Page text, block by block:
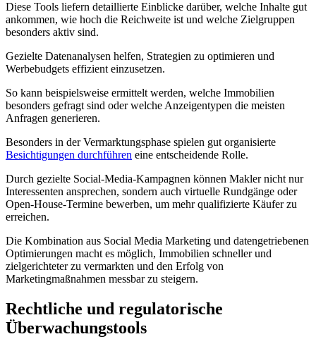
Diese Tools liefern detaillierte Einblicke darüber, welche Inhalte gut
ankommen, wie hoch die Reichweite ist und welche Zielgruppen
besonders aktiv sind.
Gezielte Datenanalysen helfen, Strategien zu optimieren und
Werbebudgets effizient einzusetzen.
So kann beispielsweise ermittelt werden, welche Immobilien
besonders gefragt sind oder welche Anzeigentypen die meisten
Anfragen generieren.
Besonders in der Vermarktungsphase spielen gut organisierte
Besichtigungen durchführen eine entscheidende Rolle.
Durch gezielte Social-Media-Kampagnen können Makler nicht nur
Interessenten ansprechen, sondern auch virtuelle Rundgänge oder
Open-House-Termine bewerben, um mehr qualifizierte Käufer zu
erreichen.
Die Kombination aus Social Media Marketing und datengetriebenen
Optimierungen macht es möglich, Immobilien schneller und
zielgerichteter zu vermarkten und den Erfolg von
Marketingmaßnahmen messbar zu steigern.
Rechtliche und regulatorische
Überwachungstools